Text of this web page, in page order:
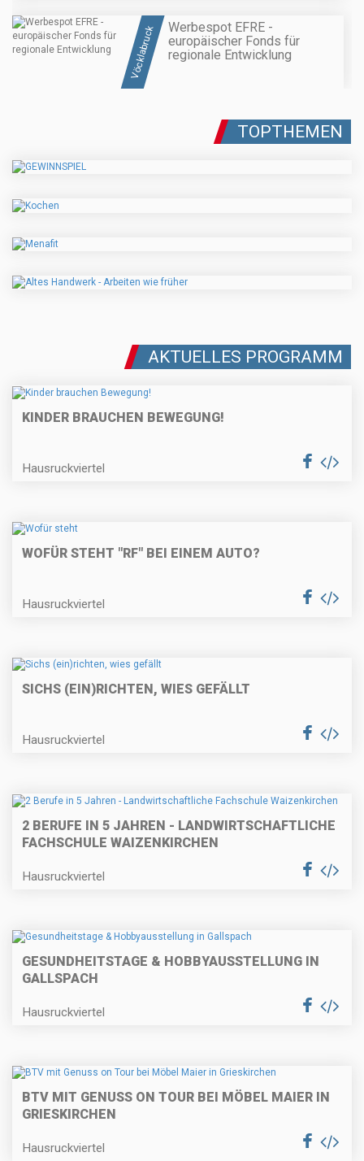
Vöcklabruck
Werbespot EFRE -
europäischer Fonds für
regionale Entwicklung
TOPTHEMEN
AKTUELLES PROGRAMM
KINDER BRAUCHEN BEWEGUNG!
Hausruckviertel
WOFÜR STEHT "RF" BEI EINEM AUTO?
Hausruckviertel
SICHS (EIN)RICHTEN, WIES GEFÄLLT
Hausruckviertel
2 BERUFE IN 5 JAHREN - LANDWIRTSCHAFTLICHE
FACHSCHULE WAIZENKIRCHEN
Hausruckviertel
GESUNDHEITSTAGE & HOBBYAUSSTELLUNG IN
GALLSPACH
Hausruckviertel
BTV MIT GENUSS ON TOUR BEI MÖBEL MAIER IN
GRIESKIRCHEN
Hausruckviertel